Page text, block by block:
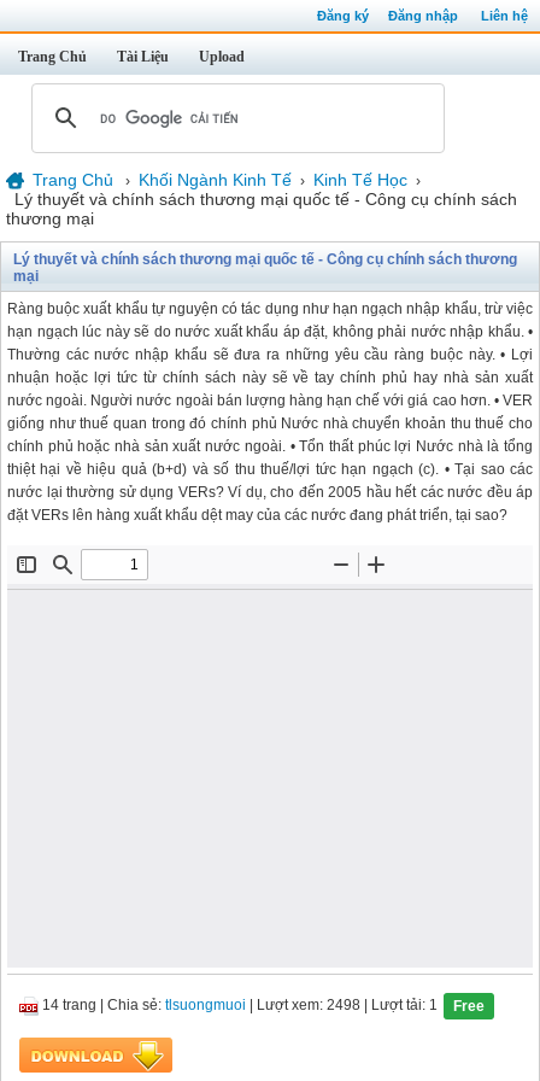
Đăng ký Đăng nhập Liên hệ
Trang Chủ Tài Liệu Upload
Trang Chủ › Khối Ngành Kinh Tế › Kinh Tế Học ›
Lý thuyết và chính sách thương mại quốc tế - Công cụ chính sách
thương mại
Lý thuyết và chính sách thương mại quốc tế - Công cụ chính sách thương
mại
Ràng buộc xuất khẩu tự nguyện có tác dụng như hạn ngạch nhập khẩu, trừ việc
hạn ngạch lúc này sẽ do nước xuất khẩu áp đặt, không phải nước nhập khẩu. •
Thường các nước nhập khẩu sẽ đưa ra những yêu cầu ràng buộc này. • Lợi
nhuận hoặc lợi tức từ chính sách này sẽ về tay chính phủ hay nhà sản xuất
nước ngoài. Người nước ngoài bán lượng hàng hạn chế với giá cao hơn. • VER
giống như thuế quan trong đó chính phủ Nước nhà chuyển khoản thu thuế cho
chính phủ hoặc nhà sản xuất nước ngoài. • Tổn thất phúc lợi Nước nhà là tổng
thiệt hại về hiệu quả (b+d) và số thu thuế/lợi tức hạn ngạch (c). • Tại sao các
nước lại thường sử dụng VERs? Ví dụ, cho đến 2005 hầu hết các nước đều áp
đặt VERs lên hàng xuất khẩu dệt may của các nước đang phát triển, tại sao?
14 trang Chia sẻ: tlsuongmuoi | Lượt xem: 2498 | Lượt tải: 1 Free